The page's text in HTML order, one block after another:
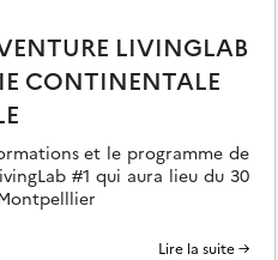
LIVINGLAB
CONTINENTALE
et le programme de
#1 qui aura lieu du 30
Lire la suite →